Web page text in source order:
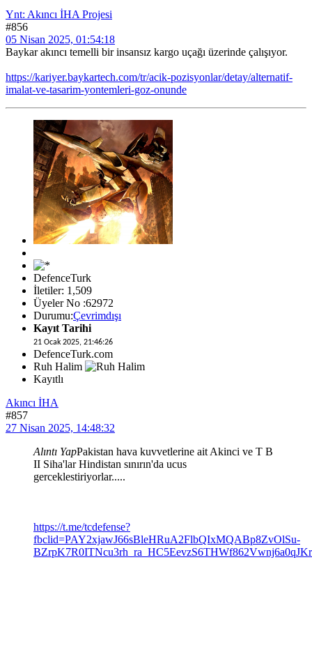
Ynt: Akıncı İHA Projesi
#856
05 Nisan 2025, 01:54:18
Baykar akıncı temelli bir insansız kargo uçağı üzerinde çalışıyor.
https://kariyer.baykartech.com/tr/acik-pozisyonlar/detay/alternatif-
imalat-ve-tasarim-yontemleri-goz-onunde
DefenceTurk
İletiler: 1,509
Üyeler No :62972
Durumu:Çevrimdışı
Kayıt Tarihi
21 Ocak 2025, 21:46:26
DefenceTurk.com
Ruh Halim
Kayıtlı
Akıncı İHA
#857
27 Nisan 2025, 14:48:32
Alıntı YapPakistan hava kuvvetlerine ait Akinci ve T B
II Siha'lar Hindistan sınırın'da ucus
gerceklestiriyorlar.....
https://t.me/tcdefense?
fbclid=PAY2xjawJ66sBleHRuA2FlbQIxMQABp8ZvOlSu-